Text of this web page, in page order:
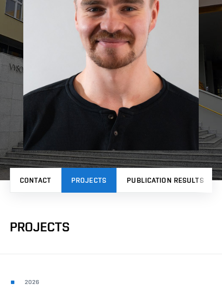
CONTACT PROJECTS PUBLICATION RESULTS
PROJECTS
2026